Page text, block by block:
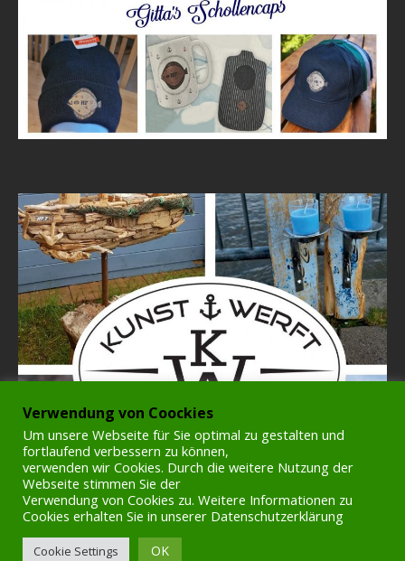
Verwendung von Coockies
Um unsere Webseite für Sie optimal zu gestalten und
fortlaufend verbessern zu können,
verwenden wir Cookies. Durch die weitere Nutzung der
Webseite stimmen Sie der
Verwendung von Cookies zu. Weitere Informationen zu
Cookies erhalten Sie in unserer Datenschutzerklärung
Cookie Settings OK